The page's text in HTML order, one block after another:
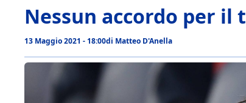
Nessun accordo per
13 Maggio 2021 - 18:00di Matteo D'Anella